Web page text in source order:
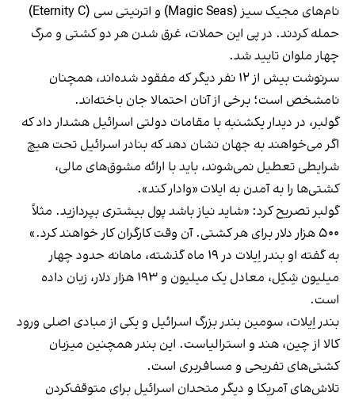
نام‌های مجیک سیز (Magic Seas) و اترنیتی سی (Eternity C)
حمله کردند. در پی این حملات، غرق شدن هر دو کشتی و مرگ
چهار ملوان تایید شد.
سرنوشت بیش از ۱۲ نفر دیگر که مفقود شده‌اند، همچنان
نامشخص است؛ برخی از آنان احتمالا جان باخته‌اند.
گولبر، در دیدار یکشنبه با مقامات دولتی اسرائیل هشدار داد که
اگر می‌خواهند به جهان نشان دهد که بنادر اسرائیل تحت هیچ
شرایطی تعطیل نمی‌شوند، باید با ارائه مشوق‌های مالی،
کشتی‌ها را به آمدن به ایلات «وادار کند».
گولبر تصریح کرد: «شاید نیاز باشد پول بیشتری بپردازید. مثلاً
۵۰۰ هزار دلار برای هر کشتی. آن وقت کارگران کار خواهند کرد.»
به گفته او بندر اِیلات در ۱۹ ماه گذشته، ماهانه حدود چهار
میلیون شِکِل، معادل یک میلیون و ۱۹۳ هزار دلار، زیان داده
است.
بندر اِیلات، سومین بندر بزرگ اسرائیل و یکی از مبادی اصلی ورود
کالا از چین، هند و استرالیاست. این بندر همچنین میزبان
کشتی‌های تفریحی و مسافربری است.
تلاش‌های آمریکا و دیگر متحدان اسرائیل برای متوقف‌کردن